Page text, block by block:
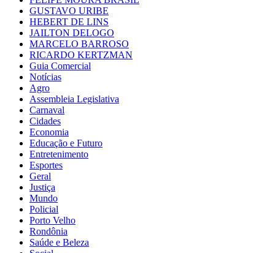
GUSTAVO URIBE
HEBERT DE LINS
JAILTON DELOGO
MARCELO BARROSO
RICARDO KERTZMAN
Guia Comercial
Notícias
Agro
Assembleia Legislativa
Carnaval
Cidades
Economia
Educação e Futuro
Entretenimento
Esportes
Geral
Justiça
Mundo
Policial
Porto Velho
Rondônia
Saúde e Beleza